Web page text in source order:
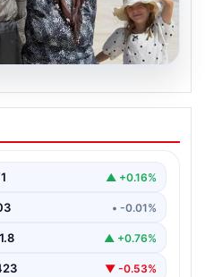
yıllık mucizesi:
oldu
yıl boyunca…
▲ +0.16%
• -0.01%
▲ +0.76%
▼ -0.53%